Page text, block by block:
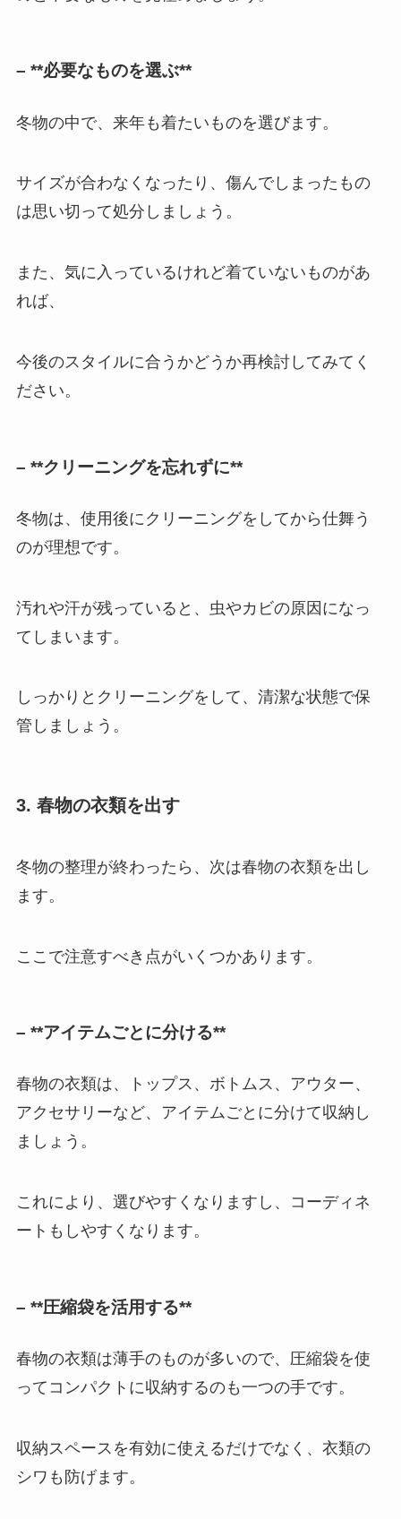
– **必要なものを選ぶ**
冬物の中で、来年も着たいものを選びます。
サイズが合わなくなったり、傷んでしまったもの
は思い切って処分しましょう。
また、気に入っているけれど着ていないものがあ
れば、
今後のスタイルに合うかどうか再検討してみてく
ださい。
– **クリーニングを忘れずに**
冬物は、使用後にクリーニングをしてから仕舞う
のが理想です。
汚れや汗が残っていると、虫やカビの原因になっ
てしまいます。
しっかりとクリーニングをして、清潔な状態で保
管しましょう。
3. 春物の衣類を出す
冬物の整理が終わったら、次は春物の衣類を出し
ます。
ここで注意すべき点がいくつかあります。
– **アイテムごとに分ける**
春物の衣類は、トップス、ボトムス、アウター、
アクセサリーなど、アイテムごとに分けて収納し
ましょう。
これにより、選びやすくなりますし、コーディネ
ートもしやすくなります。
– **圧縮袋を活用する**
春物の衣類は薄手のものが多いので、圧縮袋を使
ってコンパクトに収納するのも一つの手です。
収納スペースを有効に使えるだけでなく、衣類の
シワも防げます。